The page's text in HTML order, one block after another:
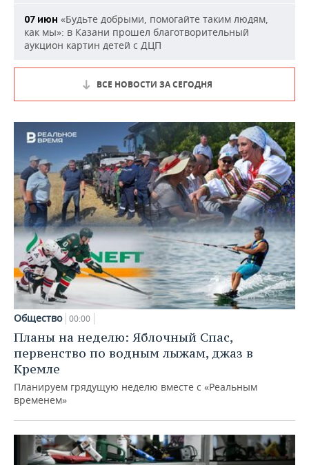
07 июн «Будьте добрыми, помогайте таким людям,
как мы»: в Казани прошел благотворительный
аукцион картин детей с ДЦП
ВСЕ НОВОСТИ ЗА СЕГОДНЯ
Общество 00:00
Планы на неделю: Яблочный Спас,
первенство по водным лыжам, джаз в
Кремле
Планируем грядущую неделю вместе с «Реальным
временем»